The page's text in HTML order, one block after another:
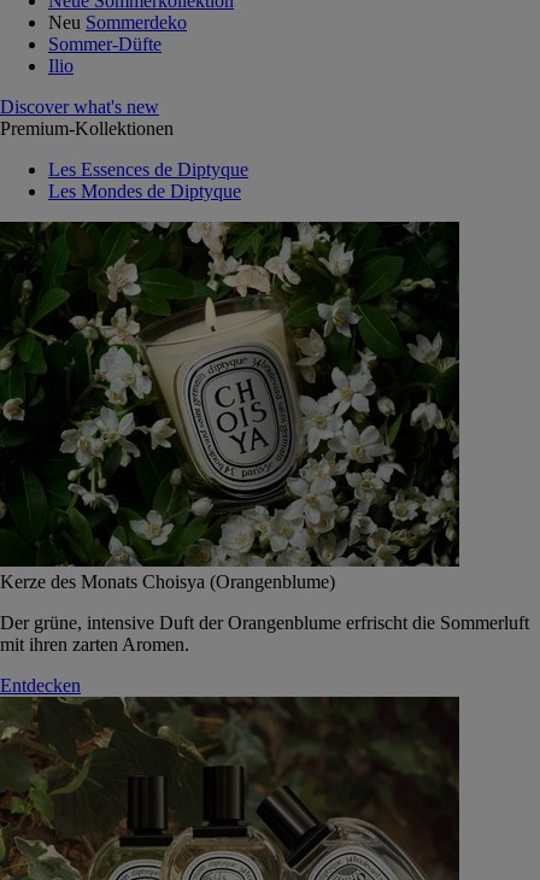
Neu Sommerdeko
Sommer-Düfte
Ilio
Discover what's new
Premium-Kollektionen
Les Essences de Diptyque
Les Mondes de Diptyque
Kerze des Monats Choisya (Orangenblume)
Der grüne, intensive Duft der Orangenblume erfrischt die Sommerluft
mit ihren zarten Aromen.
Entdecken